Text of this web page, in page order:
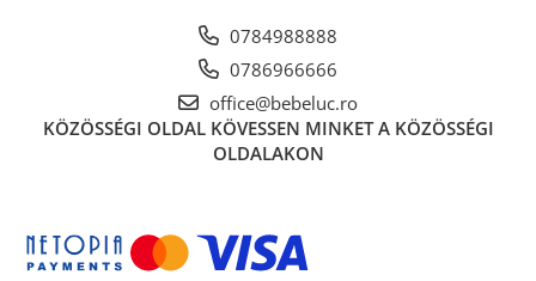
0784988888
0786966666
office@bebeluc.ro
KÖZÖSSÉGI OLDAL KÖVESSEN MINKET A KÖZÖSSÉGI
OLDALAKON